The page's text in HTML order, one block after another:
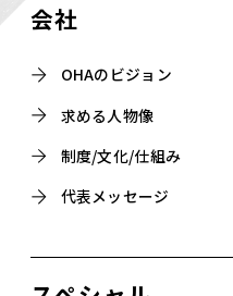
会社
OHAのビジョン
求める人物像
制度/文化/仕組み
代表メッセージ